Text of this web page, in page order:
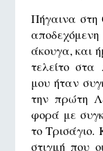
Πήγαινα στη
άκουγα, και
τελείτο
μου ήταν
την πρώτη
φορά με
το
στιγμή που